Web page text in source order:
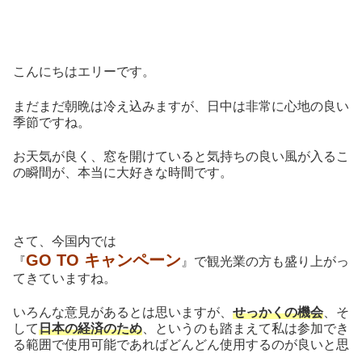
こんにちはエリーです。
まだまだ朝晩は冷え込みますが、日中は非常に心地の良い
季節ですね。
お天気が良く、窓を開けていると気持ちの良い風が入るこ
の瞬間が、本当に大好きな時間です。
さて、今国内では
『GO TO キャンペーン 』で観光業の方も盛り上がっ
てきていますね。
いろんな意見があるとは思いますが、 せっかくの機会 、そ
して日本の経済のため 、というのも踏まえて私は参加でき
る範囲で使用可能であればどんどん使用するのが良いと思